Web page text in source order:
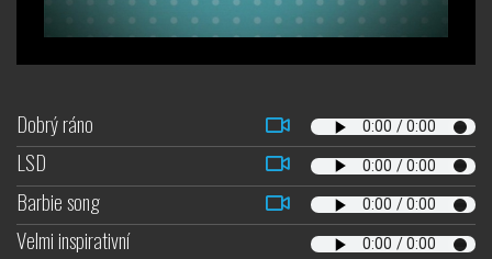
Dobrý ráno
LSD
Barbie song
Velmi inspirativní